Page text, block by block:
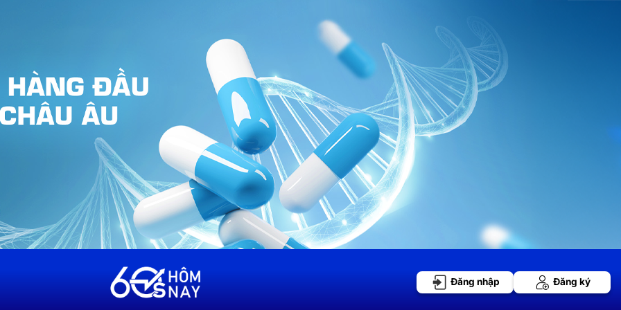
Đăng nhập Đăng ký